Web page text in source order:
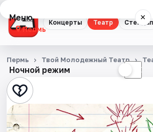
Концерты Театр Стендап
Меню ×
Пермь
Концерты
Театр
Стендап
Выставки
Ночной режим ☾
Пермь Твой Молодежный Театр